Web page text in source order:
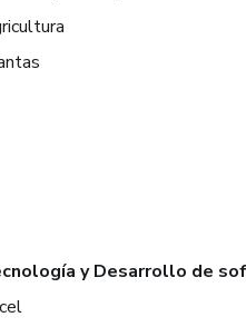
y Desarrollo de